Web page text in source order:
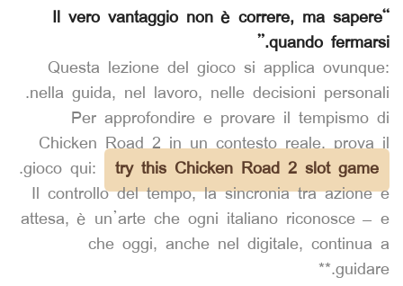
“Il vero vantaggio non è correre, ma sapere
quando fermarsi.”
Questa lezione del gioco si applica ovunque:
nella guida, nel lavoro, nelle decisioni personali.
Per approfondire e provare il tempismo di
Chicken Road 2 in un contesto reale, prova il
gioco qui:
try this Chicken Road 2 slot game
.
Il controllo del tempo, la sincronia tra azione e
attesa, è un’arte che ogni italiano riconosce – e
che oggi, anche nel digitale, continua a
guidare.**